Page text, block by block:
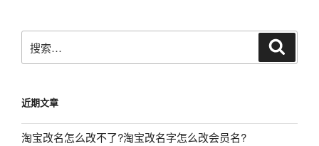
搜
索：
近期文章
淘宝改名怎么改不了?淘宝改名字怎么改会员名?